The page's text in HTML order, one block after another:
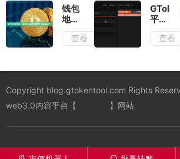
化
警示
解析
这家
领先
基础
提供
商
解析
虚拟
货币
信用
钱包
地址
追
踪：
链的
性与
隐私
查看
平台
重磅
推出
值机
人：
笔交
度，
全面
查看
Copyright blog.gtokentool.com Rights
web3.0内容平台【
】网站